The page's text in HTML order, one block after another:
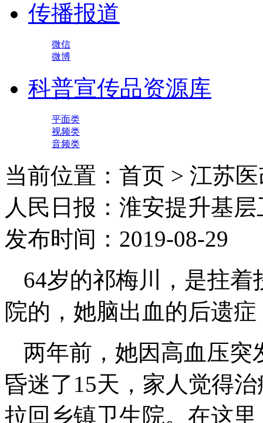
传播报道
微信
微博
科普宣传品资源库
平面类
视频类
音频类
当前位置：首页 > 江苏
人民日报：淮安提升基
发布时间：2019-08-29
64岁的祁梅川，是拄
院的，她脑出血的后遗
两年前，她因高血压突
昏迷了15天，家人觉得
拉回乡镇卫生院。在这